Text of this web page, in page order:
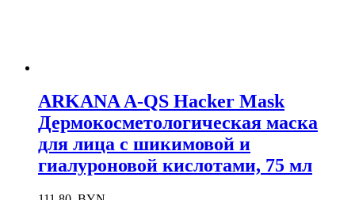
ARKANA A-QS Hacker Mask
Дермокосметологическая маска
для лица с шикимовой и
гиалуроновой кислотами, 75 мл